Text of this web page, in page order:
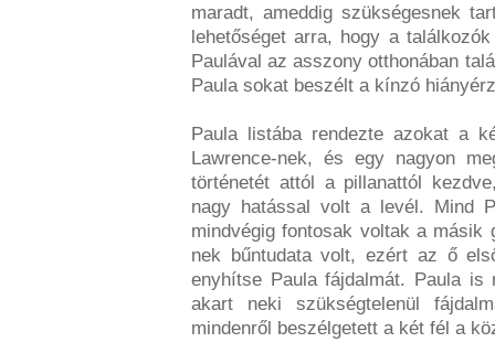
maradt, ameddig szükségesnek
lehetőséget arra, hogy a
Paulával az asszony otthonában
Paula sokat beszélt a kínzó
Paula listába rendezte azokat a
Lawrence-nek, és egy nagyon
történetét attól a pillanattól
nagy hatással volt a levél. Mind
mindvégig fontosak voltak a másik
nek bűntudata volt, ezért az ő
enyhítse Paula fájdalmát. Paula
akart neki szükségtelenül
mindenről beszélgetett a két fél a